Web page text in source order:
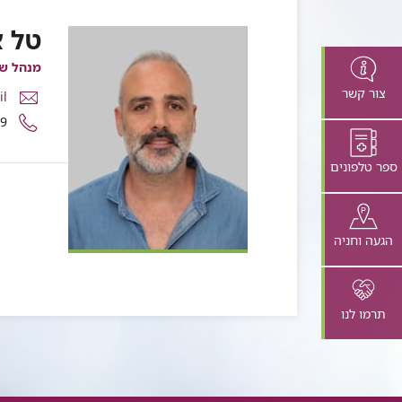
צור קשר
ספר טלפונים
הגעה וחניה
תרמו לנו
טל
מנהל
דואר
אלקטרוני
טל
מספר